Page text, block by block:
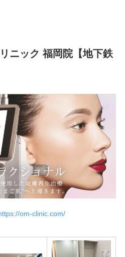
ニック 福岡院【地下鉄
om-clinic.com/